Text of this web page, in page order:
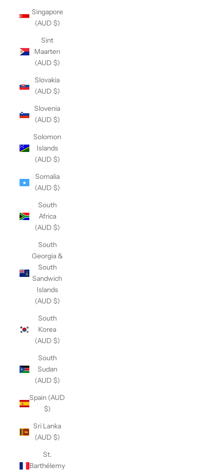
Singapore
(AUD $)
Sint
Maarten
(AUD $)
Slovakia
(AUD $)
Slovenia
(AUD $)
Solomon
Islands
(AUD $)
Somalia
(AUD $)
South
Africa
(AUD $)
South
Georgia &
South
Sandwich
Islands
(AUD $)
South
Korea
(AUD $)
South
Sudan
(AUD $)
Spain (AUD
$)
Sri Lanka
(AUD $)
St.
Barthélemy